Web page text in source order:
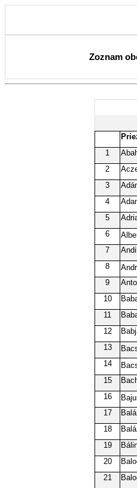
Zoznam
1
2
3
4
5
6
7
Andil
8
9
10
11
12
13
14
15
16
17
18
19
20
21